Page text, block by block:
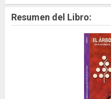
Resumen del Libro: